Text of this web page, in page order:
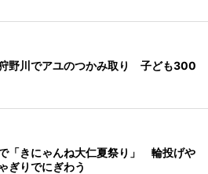
野川でアユのつかみ取り 子ども300
「きにゃんね大仁夏祭り」 輪投げや
ぎりでにぎわう